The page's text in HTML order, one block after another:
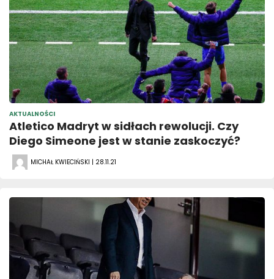
AKTUALNOŚCI
Atletico Madryt w sidłach rewolucji. Czy
Diego Simeone jest w stanie zaskoczyć?
MICHAŁ KWIECIŃSKI | 28.11.21